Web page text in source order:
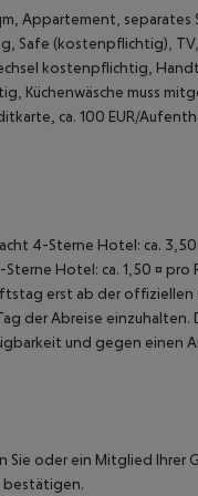
Appartement,
Safe (kostenpflichtig), TV,
kostenpflichtig,
Küchenwäsche muss
ca. 100 EUR/
4-Sterne Hotel: ca.
Hotel: ca. 1,50 ¤
erst ab der
der Abreise einzuhalten.
und gegen einen
oder ein Mitglied Ihrer
bestätigen.